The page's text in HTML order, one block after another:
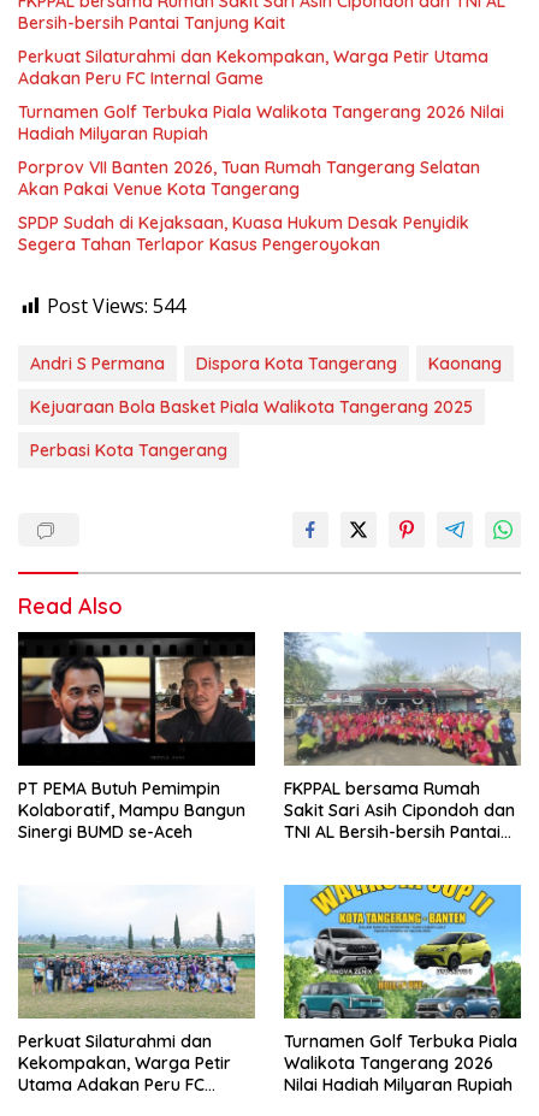
Bersih-bersih Pantai Tanjung Kait
Perkuat Silaturahmi dan Kekompakan, Warga Petir Utama
Adakan Peru FC Internal Game
Turnamen Golf Terbuka Piala Walikota Tangerang 2026 Nilai
Hadiah Milyaran Rupiah
Porprov VII Banten 2026, Tuan Rumah Tangerang Selatan
Akan Pakai Venue Kota Tangerang
SPDP Sudah di Kejaksaan, Kuasa Hukum Desak Penyidik
Segera Tahan Terlapor Kasus Pengeroyokan
Post Views: 544
Andri S Permana Dispora Kota Tangerang
Kaonang
Kejuaraan Bola Basket Piala Walikota Tangerang 2025
Perbasi Kota Tangerang
Read Also
PT PEMA Butuh Pemimpin
Kolaboratif, Mampu Bangun
Sinergi BUMD se-Aceh
FKPPAL bersama Rumah
Sakit Sari Asih Cipondoh dan
TNI AL Bersih-bersih Pantai
Perkuat Silaturahmi dan
Kekompakan, Warga Petir
Utama Adakan Peru FC
Turnamen Golf Terbuka Piala
Walikota Tangerang 2026
Nilai Hadiah Milyaran Rupiah